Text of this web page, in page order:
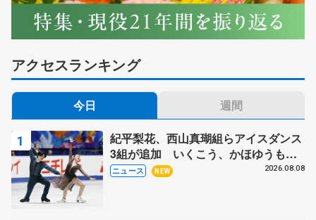
アクセスランキング
今日 週間
紀平梨花、西山真瑚組らアイスダンス
3組が追加 いくこう、かほゆうも、
木下グループ杯
ニュース NEW 2026.08.08